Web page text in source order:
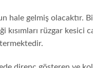
hale gelmiş olacaktır.
kısımları rüzgar